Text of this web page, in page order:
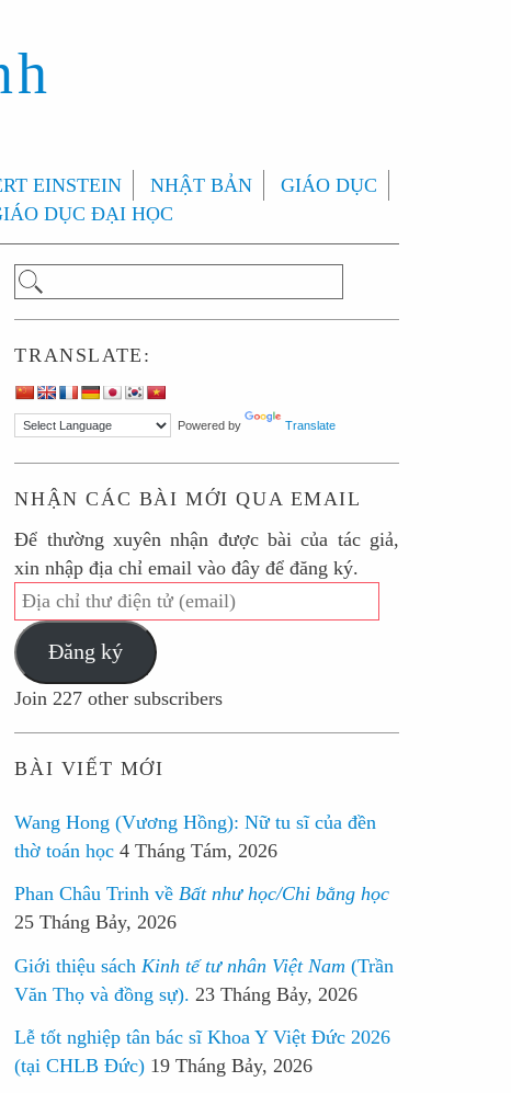
EINSTEIN NHẬT BẢN
GIÁO DỤC
DỤC ĐẠI HỌC
TRANSLATE:
Powered by Translate
NHẬN CÁC BÀI MỚI QUA EMAIL
Để thường xuyên nhận được bài của tác giả,
xin nhập địa chỉ email vào đây để đăng ký.
Địa
chỉ
thư
điện
tử
(email)
Đăng ký
Join 227 other subscribers
BÀI VIẾT MỚI
Wang Hong (Vương Hồng): Nữ tu sĩ của đền
thờ toán học 4 Tháng Tám, 2026
Phan Châu Trinh vềBất như học/Chi bằng học
25 Tháng Bảy, 2026
Giới thiệu sách Kinh tế tư nhân Việt Nam (Trần
Văn Thọ và đồng sự). 23 Tháng Bảy, 2026
Lễ tốt nghiệp tân bác sĩ Khoa Y Việt Đức 2026
(tại CHLB Đức) 19 Tháng Bảy, 2026